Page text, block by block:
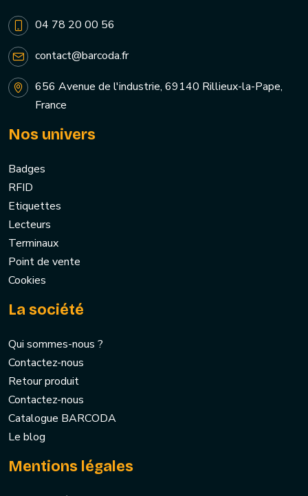
04 78 20 00 56
contact@barcoda.fr
656 Avenue de l'industrie, 69140 Rillieux-la-Pape,
France
Nos univers
Badges
RFID
Etiquettes
Lecteurs
Terminaux
Point de vente
Cookies
La société
Qui sommes-nous ?
Contactez-nous
Retour produit
Contactez-nous
Catalogue BARCODA
Le blog
Mentions légales